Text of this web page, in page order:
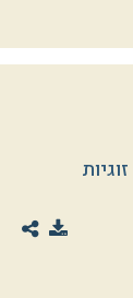
זוגיות